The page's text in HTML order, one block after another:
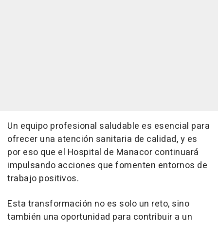
Un equipo profesional saludable es esencial para
ofrecer una atención sanitaria de calidad, y es
por eso que el Hospital de Manacor continuará
impulsando acciones que fomenten entornos de
trabajo positivos.
Esta transformación no es solo un reto, sino
también una oportunidad para contribuir a un